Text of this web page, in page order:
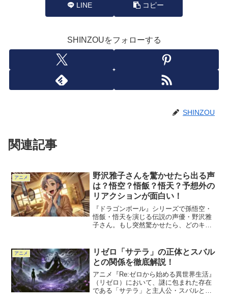
LINE コピー
SHINZOUをフォローする
SHINZOU
関連記事
アニメ
野沢雅子さんを驚かせたら出る声
は？悟空？悟飯？悟天？予想外の
リアクションが面白い！
『ドラゴンボール』シリーズで孫悟空・
悟飯・悟天を演じる伝説の声優・野沢雅
子さん。もし突然驚かせたら、どのキャ
っ!?」なのか、それとも悟天の可愛らし
い声？この記事では、野沢雅...
アニメ
リゼロ「サテラ」の正体とスバル
との関係を徹底解説！
アニメ『Re:ゼロから始める異世界生活』
（リゼロ）において、謎に包まれた存在
である「サテラ」と主人公・スバルとの